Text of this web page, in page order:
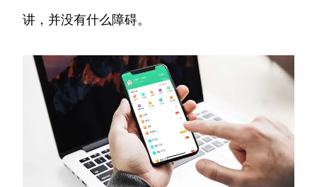
讲，并没有什么障碍。